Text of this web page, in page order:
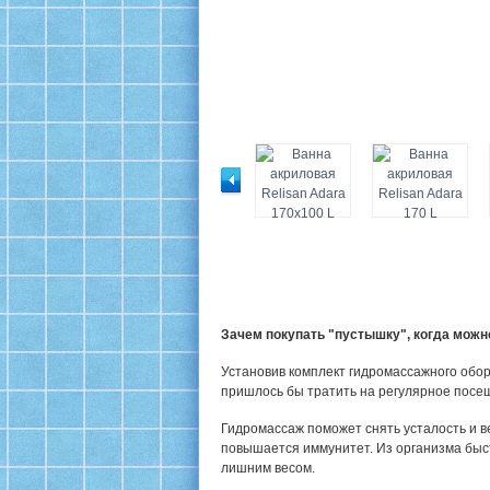
Зачем покупать "пустышку", когда
Установив комплект гидромассажного
пришлось бы тратить на регулярное
Гидромассаж поможет снять усталость и
повышается иммунитет. Из организма
лишним весом.